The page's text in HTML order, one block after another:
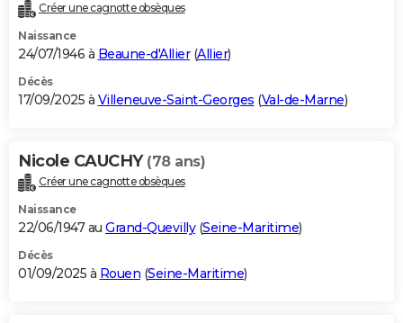
Créer une cagnotte obsèques
Naissance
24/07/1946 à Beaune-d'Allier(Allier)
Décès
17/09/2025 à Villeneuve-Saint-Georges (Val-de-Marne)
Nicole CAUCHY (78 ans)
Créer une cagnotte obsèques
Naissance
22/06/1947 au Grand-Quevilly(Seine-Maritime)
Décès
01/09/2025 à Rouen (Seine-Maritime)